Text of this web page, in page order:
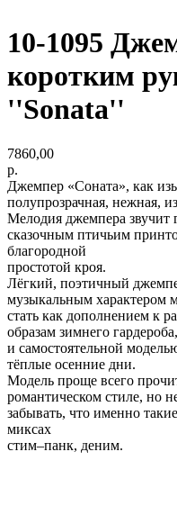
10-1095
коротким
''Sonata''
7860,00
р.
Джемпер «Соната», как
полупрозрачная, нежная,
Мелодия джемпера звучит
сказочным птичьим
благородной
простотой кроя.
Лёгкий, поэтичный
музыкальным характером
стать как дополнением к
образам зимнего
и самостоятельной
тёплые осенние дни.
Модель проще всего
романтическом стиле, но
забывать, что именно
миксах
стим–панк, деним.